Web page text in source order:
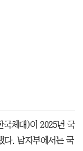
국체대)이 2025년 국
다. 남자부에서는 국